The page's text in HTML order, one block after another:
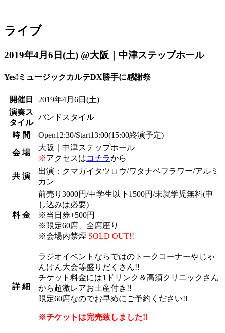
ライブ
2019年4月6日(土) @大阪｜中津ステップホール
Yes!ミュージックカルテDX勝手に感謝祭
開催日 2019年4月6日 (土)
演奏ス
タイル
バンドスタイル
時 間 Open12:30/Start13:00(15:00終演予定)
会 場
大阪｜中津ステップホール
※アクセスはコチラから
共 演
出演：クマガイタツロウ/ワタナベフラワー/アルミ
カン
料 金
前売り3000円/中学生以下1500円/未就学児無料(申
し込みは必要)
※当日券+500円
※限定60席、全席座り
※会場内禁煙 SOLD OUT!!
詳 細
ラジオイベントならではのトークコーナーやじゃ
んけん大会等盛りだくさん!!
チケット料金には1ドリンク＆高須クリニックさん
から超激レアお土産付き!!
限定60席なのでお早めにご予約ください!!
※チケットは完売致しました!!